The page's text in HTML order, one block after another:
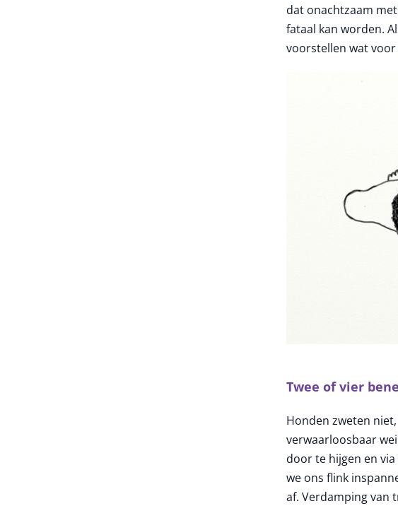
dat onachtzaam
fataal kan worden.
voorstellen wat voor
Twee of vier
Honden zweten
verwaarloosbaar
door te hijgen en
we ons flink
af. Verdamping van